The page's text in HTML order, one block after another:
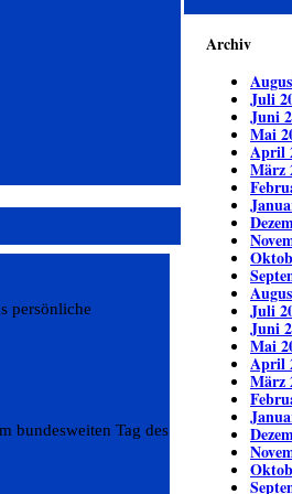
persönliche
bundesweiten Tag des
Archiv
Juli
Juni
Mai
April
März
Juli
Juni
Mai
April
März